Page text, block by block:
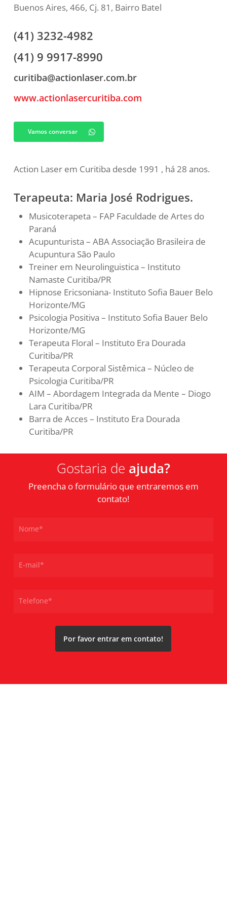
Buenos Aires, 466, Cj. 81, Bairro Batel
(41) 3232-4982
(41) 9 9917-8990
curitiba@actionlaser.com.br
www.actionlasercuritiba.com
Vamos conversar
Action Laser em Curitiba desde 1991 , há 28 anos.
Terapeuta: Maria José Rodrigues.
Musicoterapeta – FAP Faculdade de Artes do
Paraná
Acupunturista – ABA Associação Brasileira de
Acupuntura São Paulo
Treiner em Neurolinguistica – Instituto
Namaste Curitiba/PR
Hipnose Ericsoniana- Instituto Sofia Bauer Belo
Horizonte/MG
Psicologia Positiva – Instituto Sofia Bauer Belo
Horizonte/MG
Terapeuta Floral – Instituto Era Dourada
Curitiba/PR
Terapeuta Corporal Sistêmica – Núcleo de
Psicologia Curitiba/PR
AIM – Abordagem Integrada da Mente – Diogo
Lara Curitiba/PR
Barra de Acces – Instituto Era Dourada
Curitiba/PR
Gostaria de ajuda?
Preencha o formulário que entraremos em
contato!